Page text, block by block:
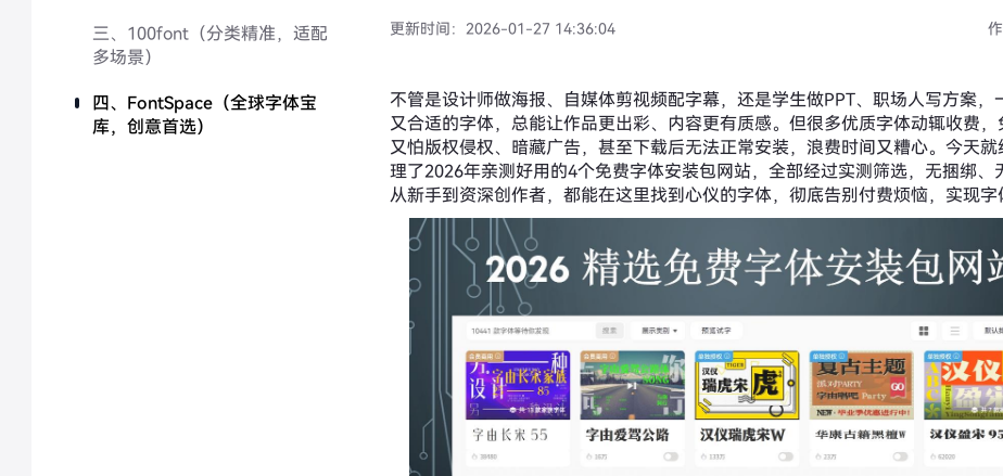
三、100font（分类精准，适配
多场景）
四、FontSpace（全球字体宝
库，创意首选）
更新时间： 2026-01-27 14:36:04 作
不管是设计师做海报、自媒体剪视频配字幕，还是学生做PPT、职场人写方案，
又合适的字体，总能让作品更出彩、内容更有质感。但很多优质字体动辄收费，
又怕版权侵权、暗藏广告，甚至下载后无法正常安装，浪费时间又糟心。今天就
理了2026年亲测好用的4个免费字体安装包网站，全部经过实测筛选，无捆绑、
从新手到资深创作者，都能在这里找到心仪的字体，彻底告别付费烦恼，实现字